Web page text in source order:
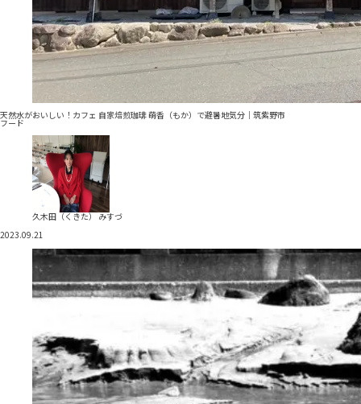
天然水がおいしい！カフェ 自家焙煎珈琲 萌香（もか）で避暑地気分｜筑紫野市
フード
久木田（くきた） みすづ
2023.09.21